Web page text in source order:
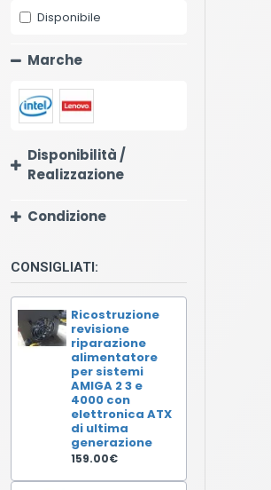
Marche
Condizione
Disponibilità /
Realizzazione
Disponibile
CONSIGLIATI:
Ricostruzione
revisione
riparazione
alimentatore
per sistemi
AMIGA 2 3 e
4000 con
elettronica ATX
di ultima
generazione
159.00€